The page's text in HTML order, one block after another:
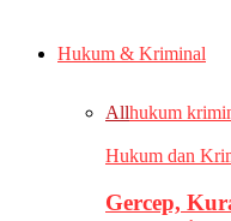
Hukum & Kriminal
Allhukum
Hukum dan
Gercep,